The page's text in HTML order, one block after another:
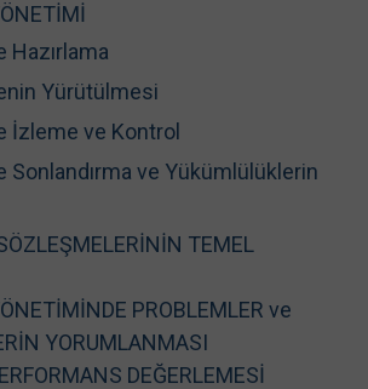
Hazırlama
Yürütülmesi
İzleme ve Kontrol
Sonlandırma ve Yükümlülüklerin
TEMEL
PROBLEMLER ve
YORUMLANMASI
DEĞERLEMESİ